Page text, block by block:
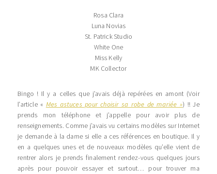
Rosa Clara
Luna Novias
St. Patrick Studio
White One
Miss Kelly
MK Collector
Bingo ! Il y a celles que j’avais déjà repérées en amont (Voir
l’article « Mes astuces pour choisir sa robe de mariée ») !! Je
prends mon téléphone et j’appelle pour avoir plus de
renseignements. Comme j’avais vu certains modèles sur Internet
je demande à la dame si elle a ces références en boutique. Il y
en a quelques unes et de nouveaux modèles qu’elle vient de
rentrer alors je prends finalement rendez-vous quelques jours
après pour pouvoir essayer et surtout… pour trouver ma